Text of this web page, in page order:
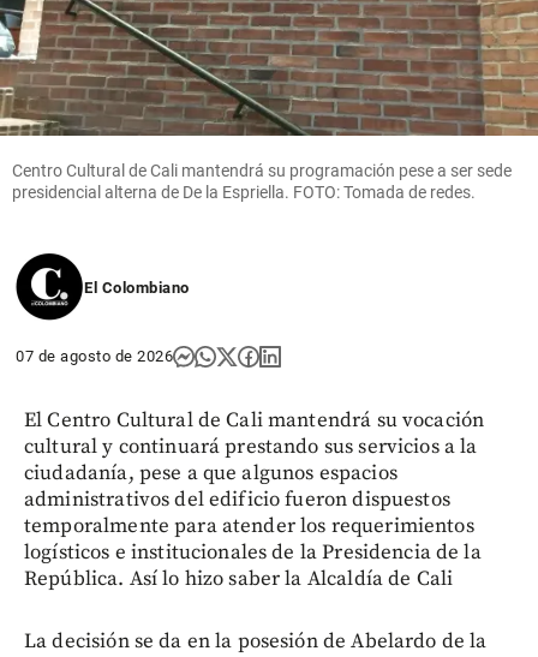
Centro Cultural de Cali mantendrá su programación pese a ser sede
presidencial alterna de De la Espriella. FOTO: Tomada de redes.
El Colombiano
07 de agosto de 2026
El Centro Cultural de Cali mantendrá su vocación
cultural y continuará prestando sus servicios a la
ciudadanía, pese a que algunos espacios
administrativos del edificio fueron dispuestos
temporalmente para atender los requerimientos
logísticos e institucionales de la Presidencia de la
República. Así lo hizo saber la Alcaldía de Cali
La decisión se da en la posesión de Abelardo de la